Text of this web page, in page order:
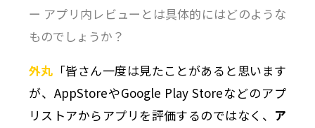
ー アプリ内レビューとは具体的にはどのような
ものでしょうか？
外丸 「皆さん一度は見たことがあると思います
が、AppStoreやGoogle Play Storeなどのアプ
リストアからアプリを評価するのではなく、 ア